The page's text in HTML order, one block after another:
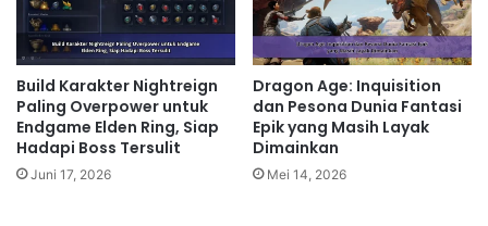
RPG Dunia Terbuka yang Epik
Genre RPG (Role-Playing Game
) dunia terbuka selalu
menjadi favorit. Diperkirakan akan ada beberapa judul
besar yang dirilis di tahun 2025, menawarkan cerita
yang kompleks, karakter yang mendalam, dan dunia
yang luas untuk dieksplorasi. Carilah game yang
Build Karakter Nightreign
Paling Overpower untuk
Endgame Elden Ring, Siap
Hadapi Boss Tersulit
Juni 17, 2026
Dragon Age: Inquisition
dan Pesona Dunia Fantasi
Epik yang Masih Layak
Dimainkan
Mei 14, 2026